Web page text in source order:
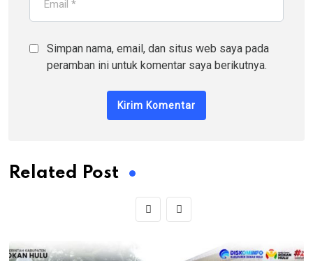
Simpan nama, email, dan situs web saya pada
peramban ini untuk komentar saya berikutnya.
Related Post